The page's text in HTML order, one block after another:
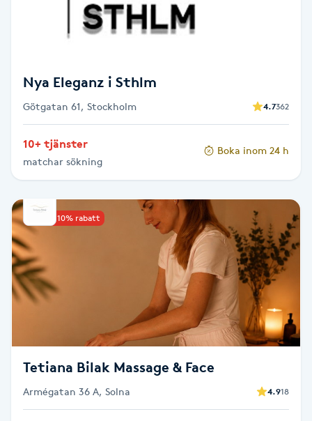
Faceliftmassage
Fettreducering
Fibromassage
Fillers
Fotmassage
Fotvård
Nya Eleganz i Sthlm
Götgatan 61, Stockholm 4.7362
10+ tjänster
matchar sökning
Boka inom 24 h
Upp till 10% rabatt
Tetiana Bilak Massage & Face
Armégatan 36 A, Solna 4.918